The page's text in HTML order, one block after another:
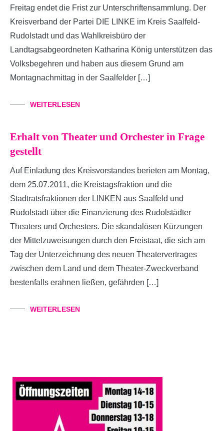
Freitag endet die Frist zur Unterschriftensammlung. Der
Kreisverband der Partei DIE LINKE im Kreis Saalfeld-
Rudolstadt und das Wahlkreisbüro der
Landtagsabgeordneten Katharina König unterstützen das
Volksbegehren und haben aus diesem Grund am
Montagnachmittag in der Saalfelder […]
WEITERLESEN
Erhalt von Theater und Orchester in Frage
gestellt
Auf Einladung des Kreisvorstandes berieten am Montag,
dem 25.07.2011, die Kreistagsfraktion und die
Stadtratsfraktionen der LINKEN aus Saalfeld und
Rudolstadt über die Finanzierung des Rudolstädter
Theaters und Orchesters. Die skandalösen Kürzungen
der Mittelzuweisungen durch den Freistaat, die sich am
Tag der Unterzeichnung des neuen Theatervertrages
zwischen dem Land und dem Theater-Zweckverband
bestenfalls erahnen ließen, gefährden […]
WEITERLESEN